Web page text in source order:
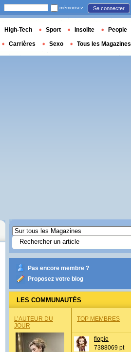
Pas encore membre ?
Proposez votre blog
LES COMMUNAUTÉS
L’AUTEUR DU
JOUR
TOP MEMBRES
flopie
7388069 pt
mémorisez Se connecter
High-Tech Sport Insolite People
Carrières Sexo Tous les Magazines